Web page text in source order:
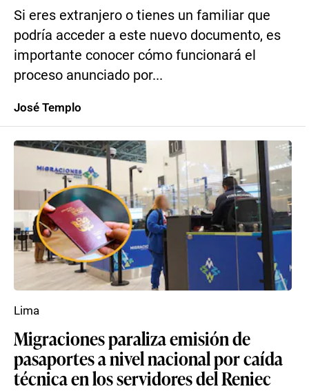
Si eres extranjero o tienes un familiar que
podría acceder a este nuevo documento, es
importante conocer cómo funcionará el
proceso anunciado por...
José Templo
Migraciones paraliza emisión de
pasaportes a nivel nacional por caída
técnica en los servidores del Reniec
Lima